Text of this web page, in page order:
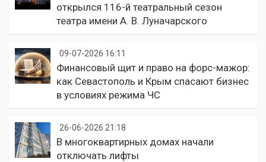
открылся 116-й театральный сезон
театра имени А. В. Луначарского
09-07-2026 16:11
Финансовый щит и право на форс-мажор:
как Севастополь и Крым спасают бизнес
в условиях режима ЧС
26-06-2026 21:18
В многоквартирных домах начали
отключать лифты